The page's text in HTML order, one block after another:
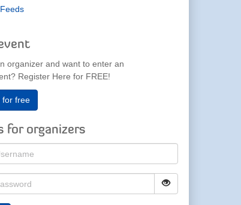
organizer and want to enter an
Register Here for FREE!
for free
for organizers